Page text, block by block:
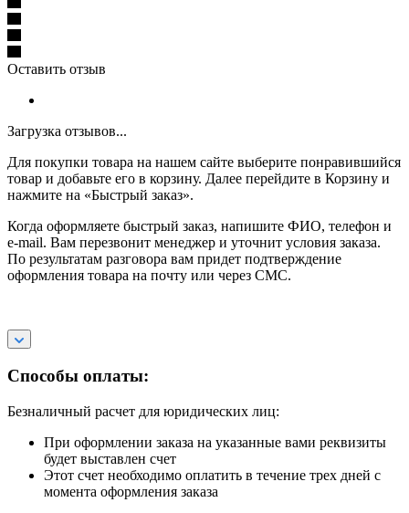
Оставить отзыв
Загрузка отзывов...
Для покупки товара на нашем сайте выберите понравившийся
товар и добавьте его в корзину. Далее перейдите в Корзину и
нажмите на «Быстрый заказ».
Когда оформляете быстрый заказ, напишите ФИО, телефон и
e-mail. Вам перезвонит менеджер и уточнит условия заказа.
По результатам разговора вам придет подтверждение
оформления товара на почту или через СМС.
Способы оплаты:
Безналичный расчет для юридических лиц:
При оформлении заказа на указанные вами реквизиты
будет выставлен счет
Этот счет необходимо оплатить в течение трех дней с
момента оформления заказа